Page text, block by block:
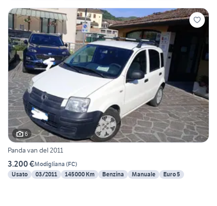
6
Panda van del 2011
3.200 €Modigliana (FC)
Usato
03/2011 145000 Km Benzina Manuale Euro 5